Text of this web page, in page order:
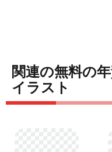
関連の無料の
イラスト